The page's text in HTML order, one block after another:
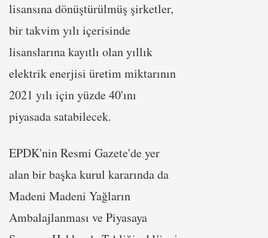
lisansına dönüştürülmüş şirketler,
bir takvim yılı içerisinde
lisanslarına kayıtlı olan yıllık
elektrik enerjisi üretim miktarının
2021 yılı için yüzde 40'ını
piyasada satabilecek.
EPDK'nin Resmi Gazete'de yer
alan bir başka kurul kararında da
Madeni Madeni Yağların
Ambalajlanması ve Piyasaya